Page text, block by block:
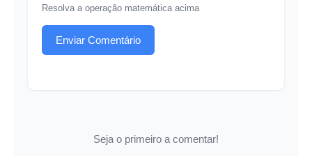
Resolva a operação matemática acima
Enviar Comentário
Seja o primeiro a comentar!